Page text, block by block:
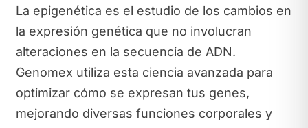
La epigenética es el estudio de los cambios en
la expresión genética que no involucran
alteraciones en la secuencia de ADN.
Genomex utiliza esta ciencia avanzada para
optimizar cómo se expresan tus genes,
mejorando diversas funciones corporales y